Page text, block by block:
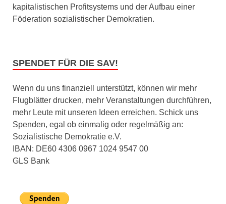
kapitalistischen Profitsystems und der Aufbau einer
Föderation sozialistischer Demokratien.
SPENDET FÜR DIE SAV!
Wenn du uns finanziell unterstützt, können wir mehr
Flugblätter drucken, mehr Veranstaltungen durchführen,
mehr Leute mit unseren Ideen erreichen. Schick uns
Spenden, egal ob einmalig oder regelmäßig an:
Sozialistische Demokratie e.V.
IBAN: DE60 4306 0967 1024 9547 00
GLS Bank